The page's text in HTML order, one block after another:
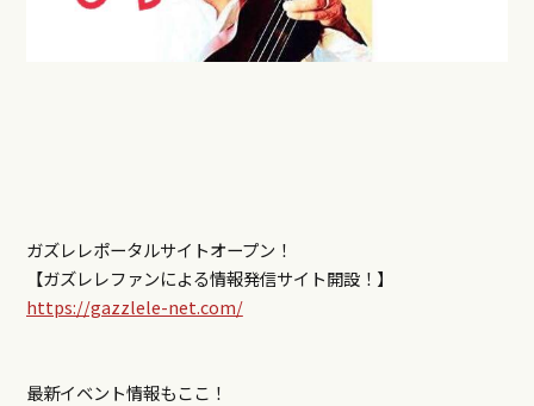
ガズレレポータルサイトオープン！
【ガズレレファンによる情報発信サイト開設！】
https://gazzlele-net.com/
最新イベント情報もここ！